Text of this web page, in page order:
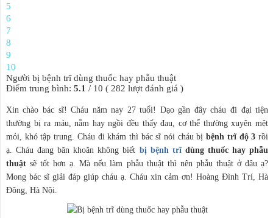
5
6
7
8
9
10
Người bị bệnh trĩ dùng thuốc hay phẫu thuật
Điểm trung bình: 5.1 / 10 ( 282 lượt đánh giá )
Xin chào bác sĩ! Cháu năm nay 27 tuổi! Dạo gần đây cháu đi đại tiện
thường bị ra máu, nằm hay ngồi đều thấy đau, cơ thể thường xuyên mệt
mỏi, khó tập trung. Cháu đi khám thì bác sĩ nói cháu bịbệnh trĩ độ 3 rồi
ạ. Cháu đang băn khoăn không biết bị bệnh trĩdùng thuốc hay phẫu
thuậtsẽ tốt hơn ạ. Mà nếu làm phẫu thuật thì nên phẫu thuật ở đâu ạ?
Mong bác sĩ giải đáp giúp cháu ạ. Cháu xin cảm ơn! Hoàng Đình Trí, Hà
Đông, Hà Nội.